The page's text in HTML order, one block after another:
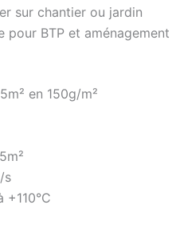
sur chantier ou jardin
pour BTP et
en 150g/m²
s
+110°C